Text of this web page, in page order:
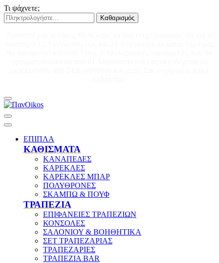
Τι ψάχνετε;
Καθαρισμός
ΕΠΙΠΛΑ
ΚΑΘΙΣΜΑΤΑ
ΚΑΝΑΠΕΔΕΣ
ΚΑΡΕΚΛΕΣ
ΚΑΡΕΚΛΕΣ ΜΠΑΡ
ΠΟΛΥΘΡΟΝΕΣ
ΣΚΑΜΠΩ & ΠΟΥΦ
ΤΡΑΠΕΖΙΑ
ΕΠΙΦΑΝΕΙΕΣ ΤΡΑΠΕΖΙΩΝ
ΚΟΝΣΟΛΕΣ
ΣΑΛΟΝΙΟΥ & ΒΟΗΘΗΤΙΚΑ
ΣΕΤ ΤΡΑΠΕΖΑΡΙΑΣ
ΤΡΑΠΕΖΑΡΙΕΣ
ΤΡΑΠΕΖΙΑ BAR